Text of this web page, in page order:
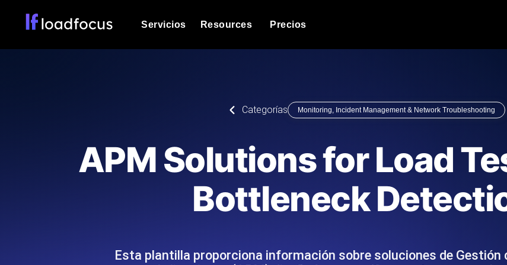
Servicios
ubicaciones cloud con análisis de IA.
tecnológico.
Load testing liderado por expertos: escribimos los scripts JMeter o k6,
los ejecutamos a escala y entregamos el informe.
Sondas always-on
Detecta caídas
Supervisión del rendimiento del sitio web Monitoree
Resources
Documentación
Explorar categorías de
glosario
Explorar categorías de
alternativas
Blog de producto
Leer más en el blog
Leer más en el blog
Precios
Categorías Monitoring, Incident Management & Network Troubleshooting
APM Solutions for Load
Bottleneck
Esta plantilla proporciona información sobre soluciones de Gestión